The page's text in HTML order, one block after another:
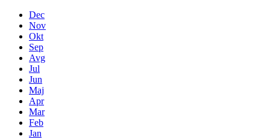
Dec
Nov
Okt
Sep
Avg
Jul
Jun
Maj
Apr
Mar
Feb
Jan